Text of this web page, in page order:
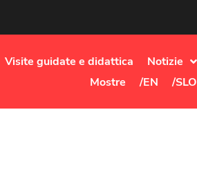
Visite guidate e didattica
Notizie
Mostre
/EN /SLO